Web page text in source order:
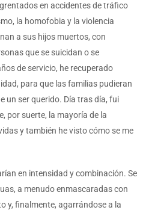
en accidentes de tráfico
la homofobia y la violencia
a sus hijos muertos, con
que se suicidan o se
de servicio, he recuperado
para que las familias pudieran
un ser querido. Día tras día, fui
por suerte, la mayoría de la
y también he visto cómo se me
en intensidad y combinación. Se
a menudo enmascaradas con
y, finalmente, agarrándose a la